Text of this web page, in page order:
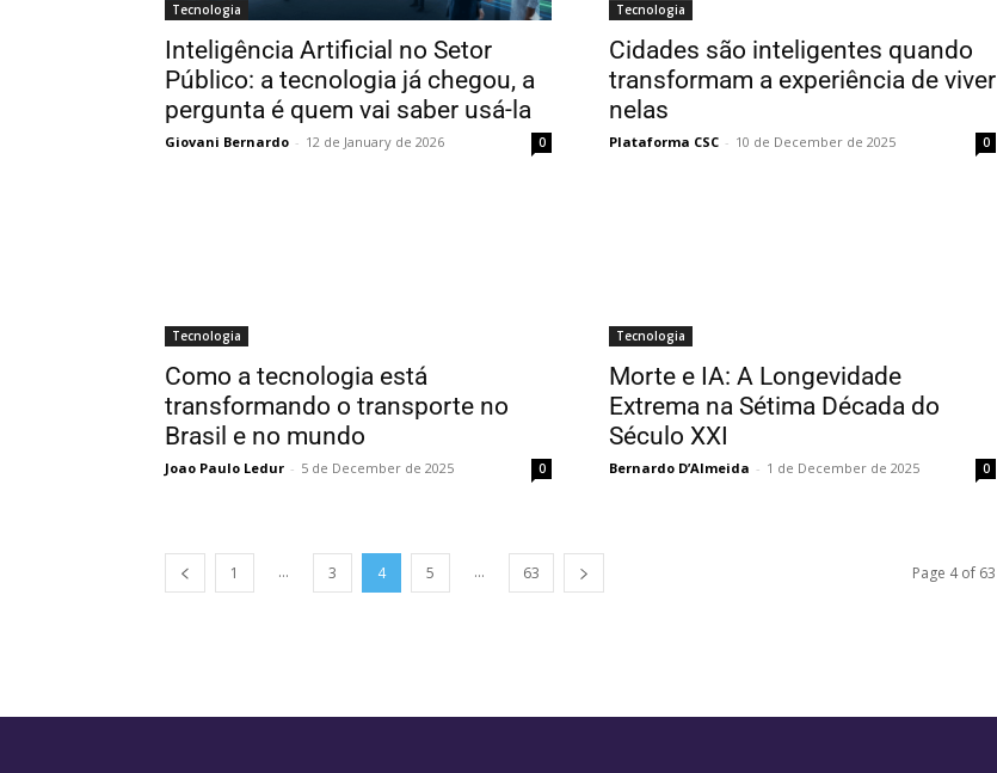
Tecnologia
Inteligência Artificial no Setor
Público: a tecnologia já chegou, a
pergunta é quem vai saber usá-la
Giovani Bernardo - 12 de January de 2026 0
Tecnologia
Cidades são inteligentes quando
transformam a experiência de viver
nelas
Plataforma CSC - 10 de December de 2025 0
Tecnologia
Como a tecnologia está
transformando o transporte no
Brasil e no mundo
Joao Paulo Ledur - 5 de December de 2025 0
Tecnologia
Morte e IA: A Longevidade
Extrema na Sétima Década do
Século XXI
Bernardo D’Almeida - 1 de December de 2025 0
1 ... 3 4 5 ... 63 Page 4 of 63